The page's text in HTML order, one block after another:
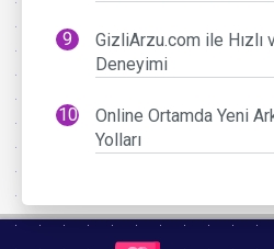
GizliArzu.com ile Hızlı
Deneyimi
Online Ortamda Yeni
Yolları